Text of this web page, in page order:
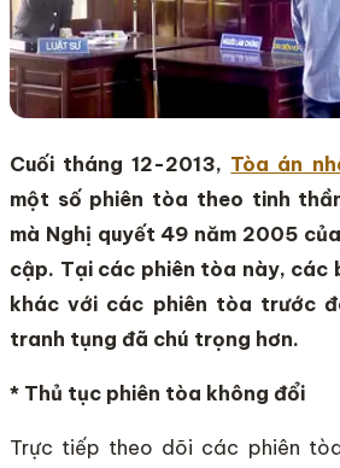
Cuối tháng 12-2013, Tòa án
một số phiên tòa theo tinh
mà Nghị quyết 49 năm 2005
cập. Tại các phiên tòa này, các
khác với các phiên tòa trước
tranh tụng đã chú trọng hơn.
* Thủ tục phiên tòa không đổi
Trực tiếp theo dõi các phiên